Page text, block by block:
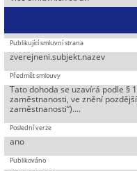
zverejneni.subjekt.nazev
Tato dohoda se uzavírá podle §
zaměstnanosti, ve znění
zaměstnanosti“)....
ano